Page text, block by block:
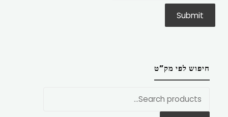
חיפוש לפי מק”ט